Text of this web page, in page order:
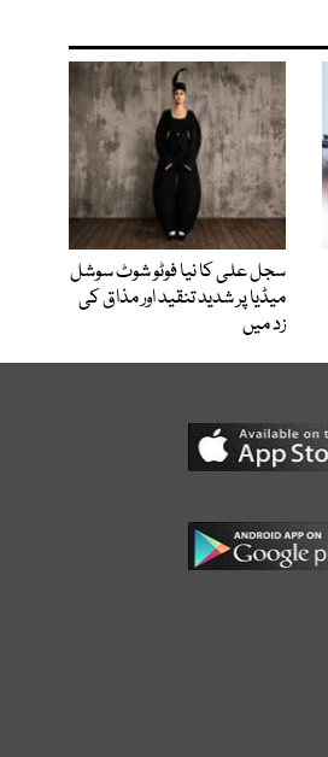
سجل علی کا نیا فوٹو شوٹ سوشل
میڈیا پر شدید تنقید اور مذاق کی
زد میں